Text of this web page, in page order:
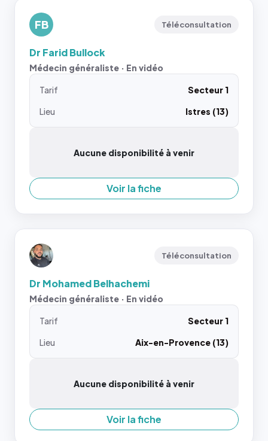
FB Téléconsultation
Dr Farid Bullock
Médecin généraliste · En vidéo
Tarif
Secteur 1
Lieu
Istres (13)
Aucune disponibilité à venir
Voir la fiche
Téléconsultation
Dr Mohamed Belhachemi
Médecin généraliste · En vidéo
Tarif
Secteur 1
Lieu
Aix-en-Provence (13)
Aucune disponibilité à venir
Voir la fiche